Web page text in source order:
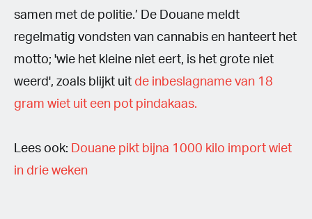
samen met de politie.’ De Douane meldt
regelmatig vondsten van cannabis en hanteert het
motto; 'wie het kleine niet eert, is het grote niet
weerd', zoals blijkt uit de inbeslagname van 18
gram wiet uit een pot pindakaas.
Lees ook: Douane pikt bijna 1000 kilo import wiet
in drie weken